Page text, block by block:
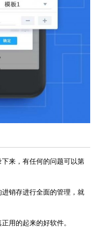
来，有任何的问题可以第
销存进行全面的管理，就
用的起来的好软件。